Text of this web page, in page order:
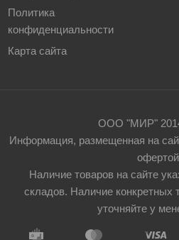
Политика
конфиденциальности
Карта сайта
ООО "МИР"
Информация, размещенная на
Наличие товаров на сайте
складов. Наличие конкретных
уточняйте у